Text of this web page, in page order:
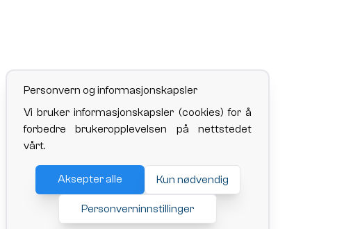
Personvern og informasjonskapsler
Vi bruker informasjonskapsler (cookies) for å
forbedre brukeropplevelsen på nettstedet
vårt.
Aksepter alle Kun nødvendig
Personverninnstillinger